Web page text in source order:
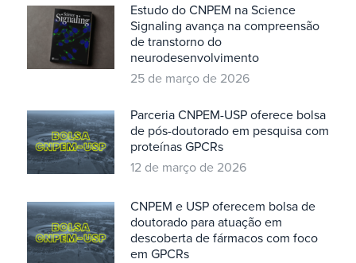
Estudo do CNPEM na Science
Signaling avança na compreensão
de transtorno do
neurodesenvolvimento
25 de março de 2026
Parceria CNPEM-USP oferece bolsa
de pós-doutorado em pesquisa com
proteínas GPCRs
12 de março de 2026
CNPEM e USP oferecem bolsa de
doutorado para atuação em
descoberta de fármacos com foco
em GPCRs